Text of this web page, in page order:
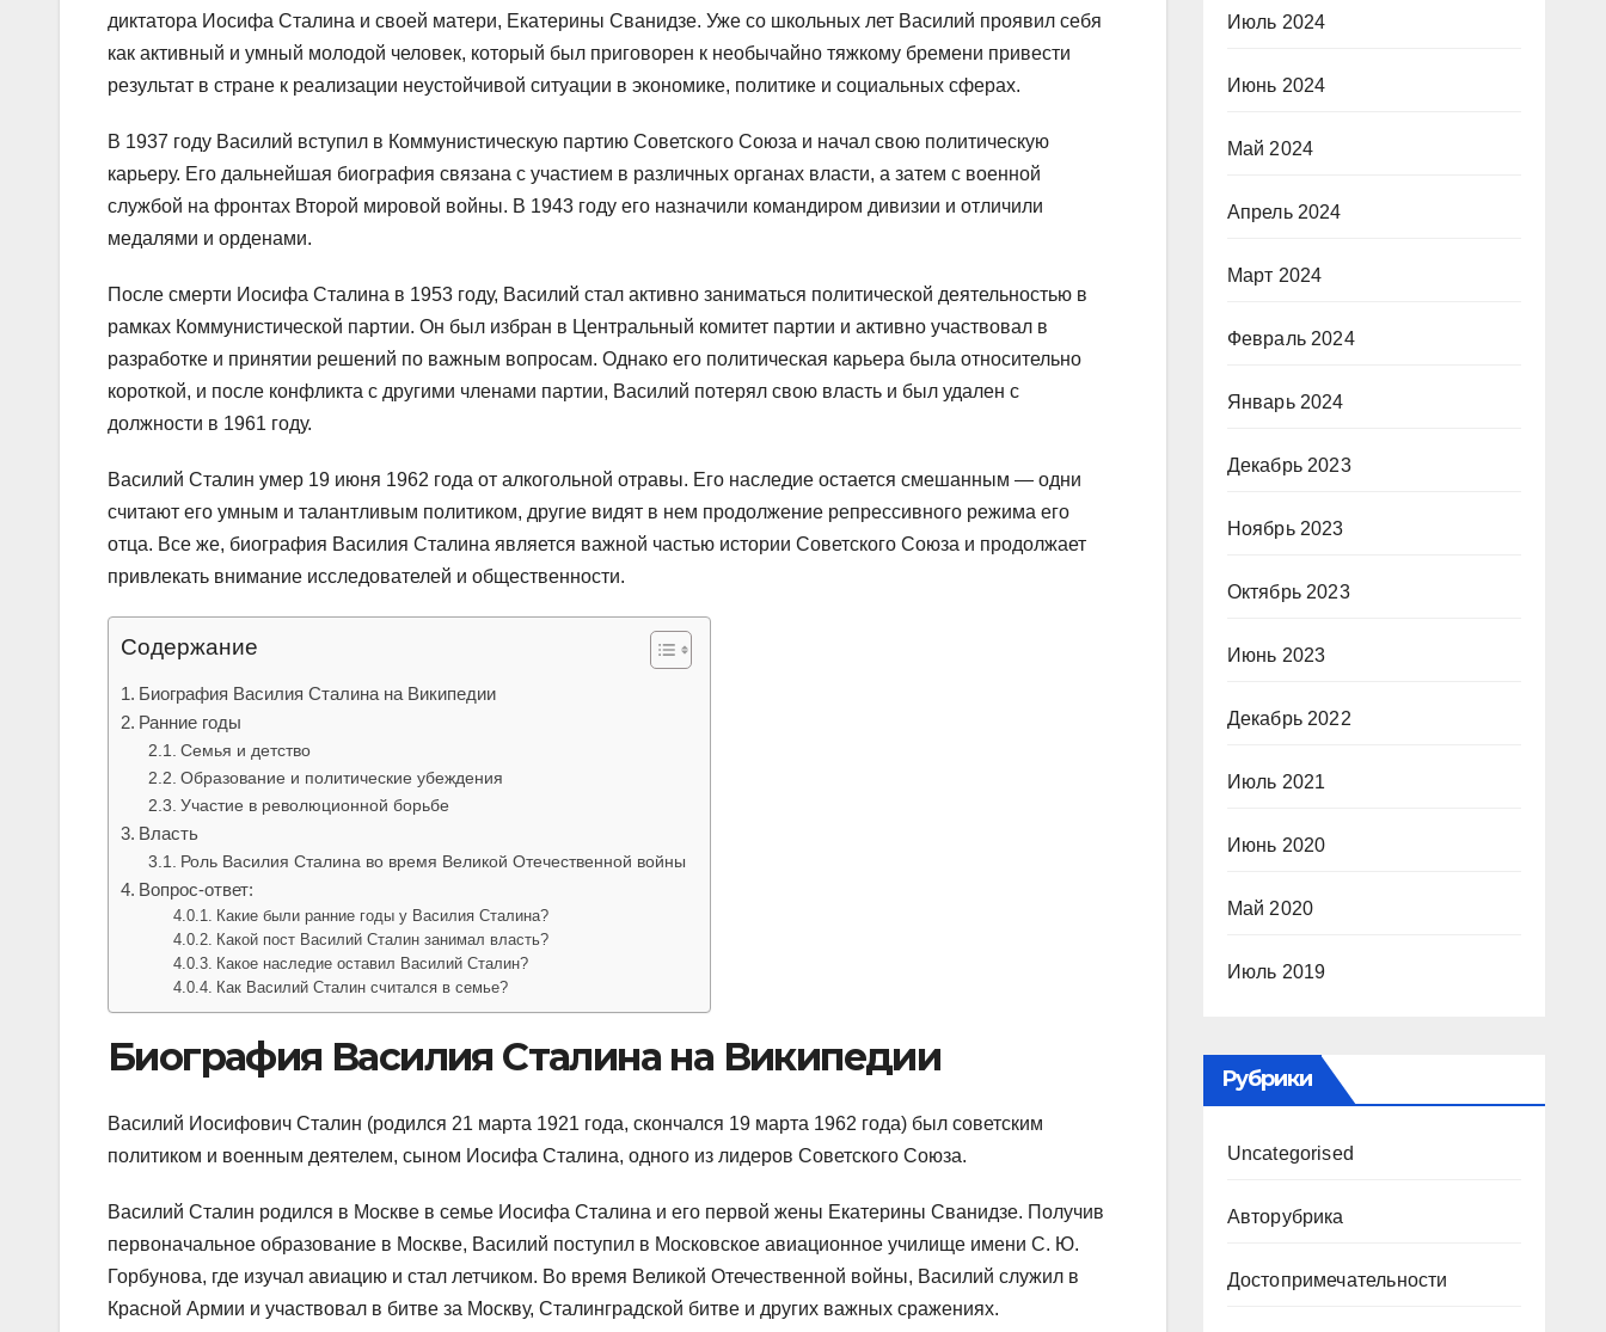
диктатора Иосифа Сталина и своей матери, Екатерины Сванидзе. Уже со школьных лет Василий проявил себя
как активный и умный молодой человек, который был приговорен к необычайно тяжкому бремени привести
результат в стране к реализации неустойчивой ситуации в экономике, политике и социальных сферах.
В 1937 году Василий вступил в Коммунистическую партию Советского Союза и начал свою политическую
карьеру. Его дальнейшая биография связана с участием в различных органах власти, а затем с военной
службой на фронтах Второй мировой войны. В 1943 году его назначили командиром дивизии и отличили
медалями и орденами.
После смерти Иосифа Сталина в 1953 году, Василий стал активно заниматься политической деятельностью в
рамках Коммунистической партии. Он был избран в Центральный комитет партии и активно участвовал в
разработке и принятии решений по важным вопросам. Однако его политическая карьера была относительно
короткой, и после конфликта с другими членами партии, Василий потерял свою власть и был удален с
должности в 1961 году.
Василий Сталин умер 19 июня 1962 года от алкогольной отравы. Его наследие остается смешанным — одни
считают его умным и талантливым политиком, другие видят в нем продолжение репрессивного режима его
отца. Все же, биография Василия Сталина является важной частью истории Советского Союза и продолжает
привлекать внимание исследователей и общественности.
Содержание
Биография Василия Сталина на Википедии
Ранние годы
Семья и детство
Образование и политические убеждения
Участие в революционной борьбе
Власть
Роль Василия Сталина во время Великой Отечественной войны
Вопрос-ответ:
Какие были ранние годы у Василия Сталина?
Какой пост Василий Сталин занимал власть?
Какое наследие оставил Василий Сталин?
Как Василий Сталин считался в семье?
Биография Василия Сталина на Википедии
Василий Иосифович Сталин (родился 21 марта 1921 года, скончался 19 марта 1962 года) был советским
политиком и военным деятелем, сыном Иосифа Сталина, одного из лидеров Советского Союза.
Василий Сталин родился в Москве в семье Иосифа Сталина и его первой жены Екатерины Сванидзе. Получив
первоначальное образование в Москве, Василий поступил в Московское авиационное училище имени С. Ю.
Горбунова, где изучал авиацию и стал летчиком. Во время Великой Отечественной войны, Василий служил в
Красной Армии и участвовал в битве за Москву, Сталинградской битве и других важных сражениях.
Июль 2024
Июнь 2024
Май 2024
Апрель 2024
Март 2024
Февраль 2024
Январь 2024
Декабрь 2023
Ноябрь 2023
Октябрь 2023
Июнь 2023
Декабрь 2022
Июль 2021
Июнь 2020
Май 2020
Июль 2019
Рубрики
Uncategorised
Авторубрика
Достопримечательности